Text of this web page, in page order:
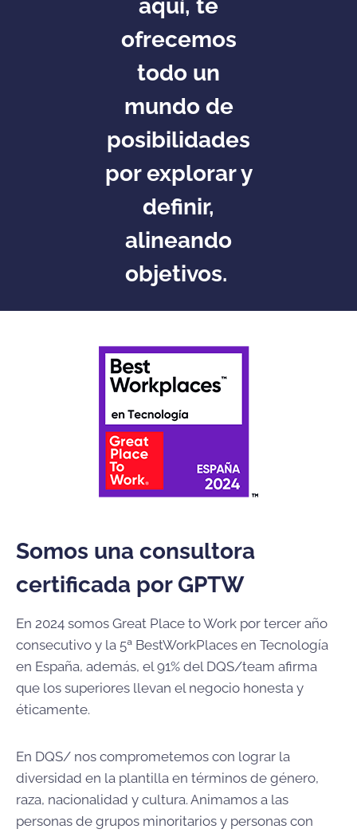
aquí, te
ofrecemos
todo un
mundo de
posibilidades
por explorar y
definir,
alineando
objetivos.
Somos una consultora
certificada por GPTW
En 2024 somos Great Place to Work por tercer año
consecutivo y la 5ª BestWorkPlaces en Tecnología
en España, además, el 91% del DQS/team afirma
que los superiores llevan el negocio honesta y
éticamente.
En DQS/ nos comprometemos con lograr la
diversidad en la plantilla en términos de género,
raza, nacionalidad y cultura. Animamos a las
personas de grupos minoritarios y personas con